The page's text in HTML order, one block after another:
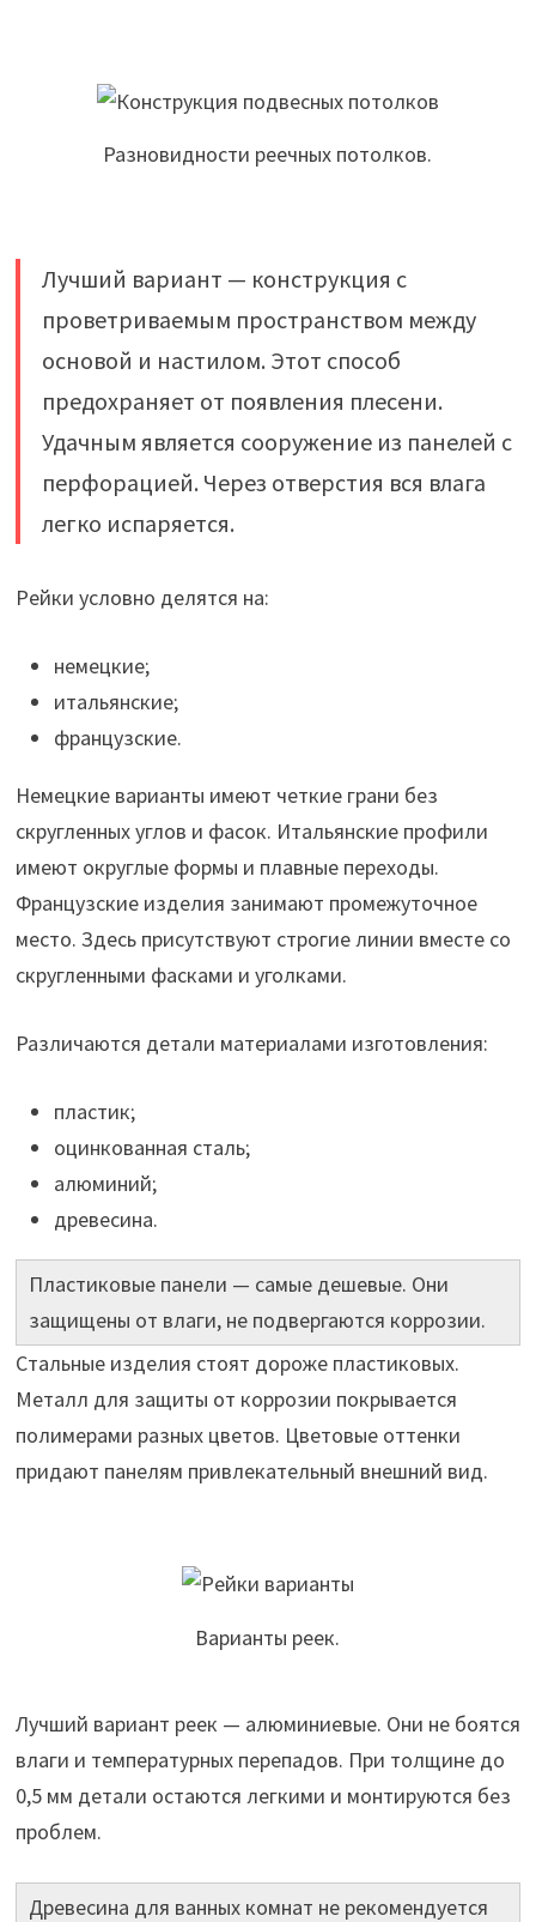
Разновидности реечных потолков.
Лучший вариант — конструкция с
проветриваемым пространством между
основой и настилом. Этот способ
предохраняет от появления плесени.
Удачным является сооружение из панелей с
перфорацией. Через отверстия вся влага
легко испаряется.
Рейки условно делятся на:
немецкие;
итальянские;
французские.
Немецкие варианты имеют четкие грани без
скругленных углов и фасок. Итальянские профили
имеют округлые формы и плавные переходы.
Французские изделия занимают промежуточное
место. Здесь присутствуют строгие линии вместе со
скругленными фасками и уголками.
Различаются детали материалами изготовления:
пластик;
оцинкованная сталь;
алюминий;
древесина.
Пластиковые панели — самые дешевые. Они
защищены от влаги, не подвергаются коррозии.
Стальные изделия стоят дороже пластиковых.
Металл для защиты от коррозии покрывается
полимерами разных цветов. Цветовые оттенки
придают панелям привлекательный внешний вид.
Варианты реек.
Лучший вариант реек — алюминиевые. Они не боятся
влаги и температурных перепадов. При толщине до
0,5 мм детали остаются легкими и монтируются без
проблем.
Древесина для ванных комнат не рекомендуется